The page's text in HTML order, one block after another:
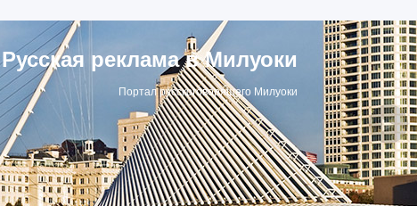
Русская реклама в Милуоки
Портал русскоговорящего Милуоки
▶